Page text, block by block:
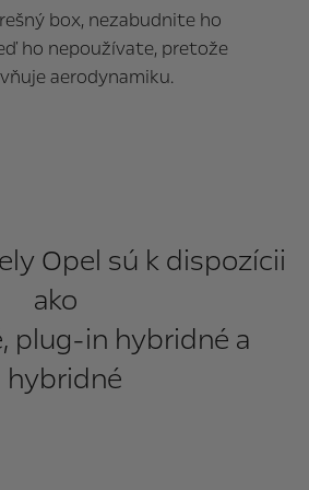
box, nezabudnite ho
ho nepoužívate, pretože
aerodynamiku.
Opel sú k dispozícii
ako
plug-in hybridné a
hybridné